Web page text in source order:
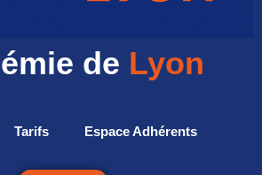
de Lyon
Tarifs Espace Adhérents